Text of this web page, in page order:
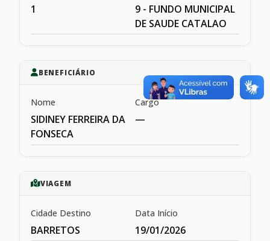
1
9 - FUNDO MUNICIPAL
DE SAUDE CATALAO
BENEFICIÁRIO
Nome
SIDINEY FERREIRA DA
FONSECA
Cargo
—
VIAGEM
Cidade Destino
BARRETOS
Data Início
19/01/2026